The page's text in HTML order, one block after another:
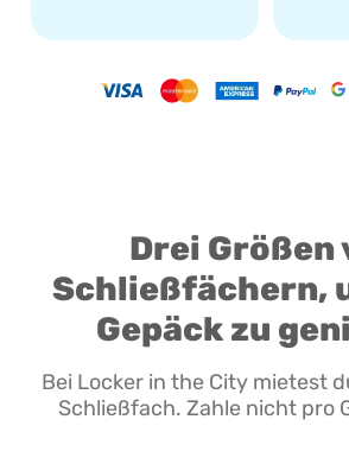
Drei Größen
Schließfächern,
Gepäck zu
Bei Locker in the City mietest
Schließfach. Zahle nicht pro